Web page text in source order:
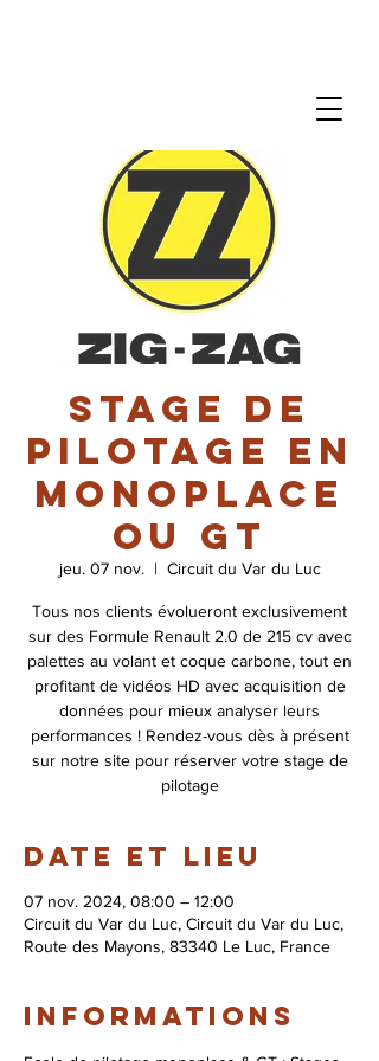
Stage de
pilotage en
monoplace
ou GT
jeu. 07 nov.
  |
Circuit du Var du Luc
Tous nos clients évolueront exclusivement
sur des Formule Renault 2.0 de 215 cv avec
palettes au volant et coque carbone, tout en
profitant de vidéos HD avec acquisition de
données pour mieux analyser leurs
performances ! Rendez-vous dès à présent
sur notre site pour réserver votre stage de
pilotage
Date et lieu
07 nov. 2024, 08:00 – 12:00
Circuit du Var du Luc, Circuit du Var du Luc,
Route des Mayons, 83340 Le Luc, France
Informations